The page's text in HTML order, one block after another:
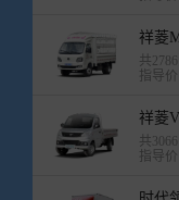
祥菱
共
指导
祥菱V
共
指导